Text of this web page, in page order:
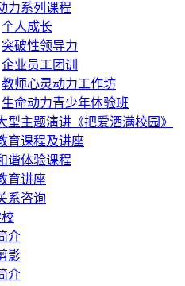
力系列课程
个人成长
突破性领导力
企业员工团训
教师心灵动力工作坊
生命动力青少年体验班
型主题演讲《把爱洒满校园》
育课程及讲座
谐体验课程
育讲座
系咨询
介
影
介